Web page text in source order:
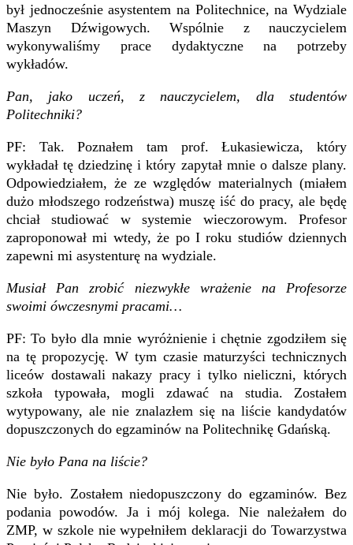
był jednocześnie asystentem na Politechnice, na Wydziale
Maszyn Dźwigowych. Wspólnie z nauczycielem
wykonywaliśmy prace dydaktyczne na potrzeby
wykładów.
Pan, jako uczeń, z nauczycielem, dla studentów
Politechniki?
PF: Tak. Poznałem tam prof. Łukasiewicza, który
wykładał tę dziedzinę i który zapytał mnie o dalsze plany.
Odpowiedziałem, że ze względów materialnych (miałem
dużo młodszego rodzeństwa) muszę iść do pracy, ale będę
chciał studiować w systemie wieczorowym. Profesor
zaproponował mi wtedy, że po I roku studiów dziennych
zapewni mi asystenturę na wydziale.
Musiał Pan zrobić niezwykłe wrażenie na Profesorze
swoimi ówczesnymi pracami…
PF: To było dla mnie wyróżnienie i chętnie zgodziłem się
na tę propozycję. W tym czasie maturzyści technicznych
liceów dostawali nakazy pracy i tylko nieliczni, których
szkoła typowała, mogli zdawać na studia. Zostałem
wytypowany, ale nie znalazłem się na liście kandydatów
dopuszczonych do egzaminów na Politechnikę Gdańską.
Nie było Pana na liście?
Nie było. Zostałem niedopuszczony do egzaminów. Bez
podania powodów. Ja i mój kolega. Nie należałem do
ZMP, w szkole nie wypełniłem deklaracji do Towarzystwa